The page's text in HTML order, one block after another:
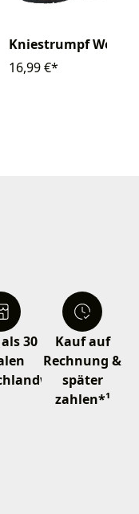
Kniestrumpf Wolle
16,99 €*
30
Kauf auf
Rechnung &
später
zahlen*¹